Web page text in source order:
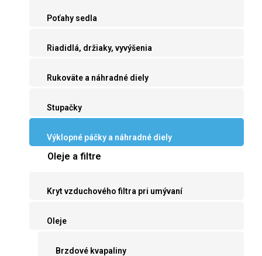
Poťahy sedla
Riadidlá, držiaky, vyvýšenia
Rukoväte a náhradné diely
Stupačky
Výklopné páčky a náhradné diely
Oleje a filtre
Kryt vzduchového filtra pri umývaní
Oleje
Brzdové kvapaliny